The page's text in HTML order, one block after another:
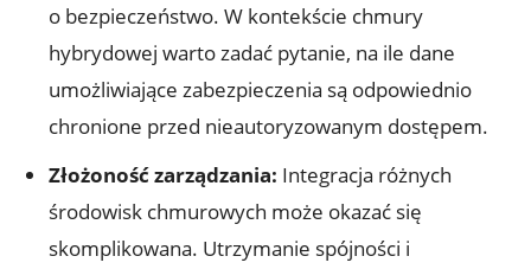
o bezpieczeństwo. W kontekście⁢ chmury
hybrydowej warto⁤ zadać ⁢pytanie, na ile ⁣dane
umożliwiające zabezpieczenia ⁣są odpowiednio
chronione przed nieautoryzowanym dostępem.
Złożoność ⁤zarządzania: Integracja ⁢różnych
środowisk chmurowych może okazać się
skomplikowana. Utrzymanie spójności i